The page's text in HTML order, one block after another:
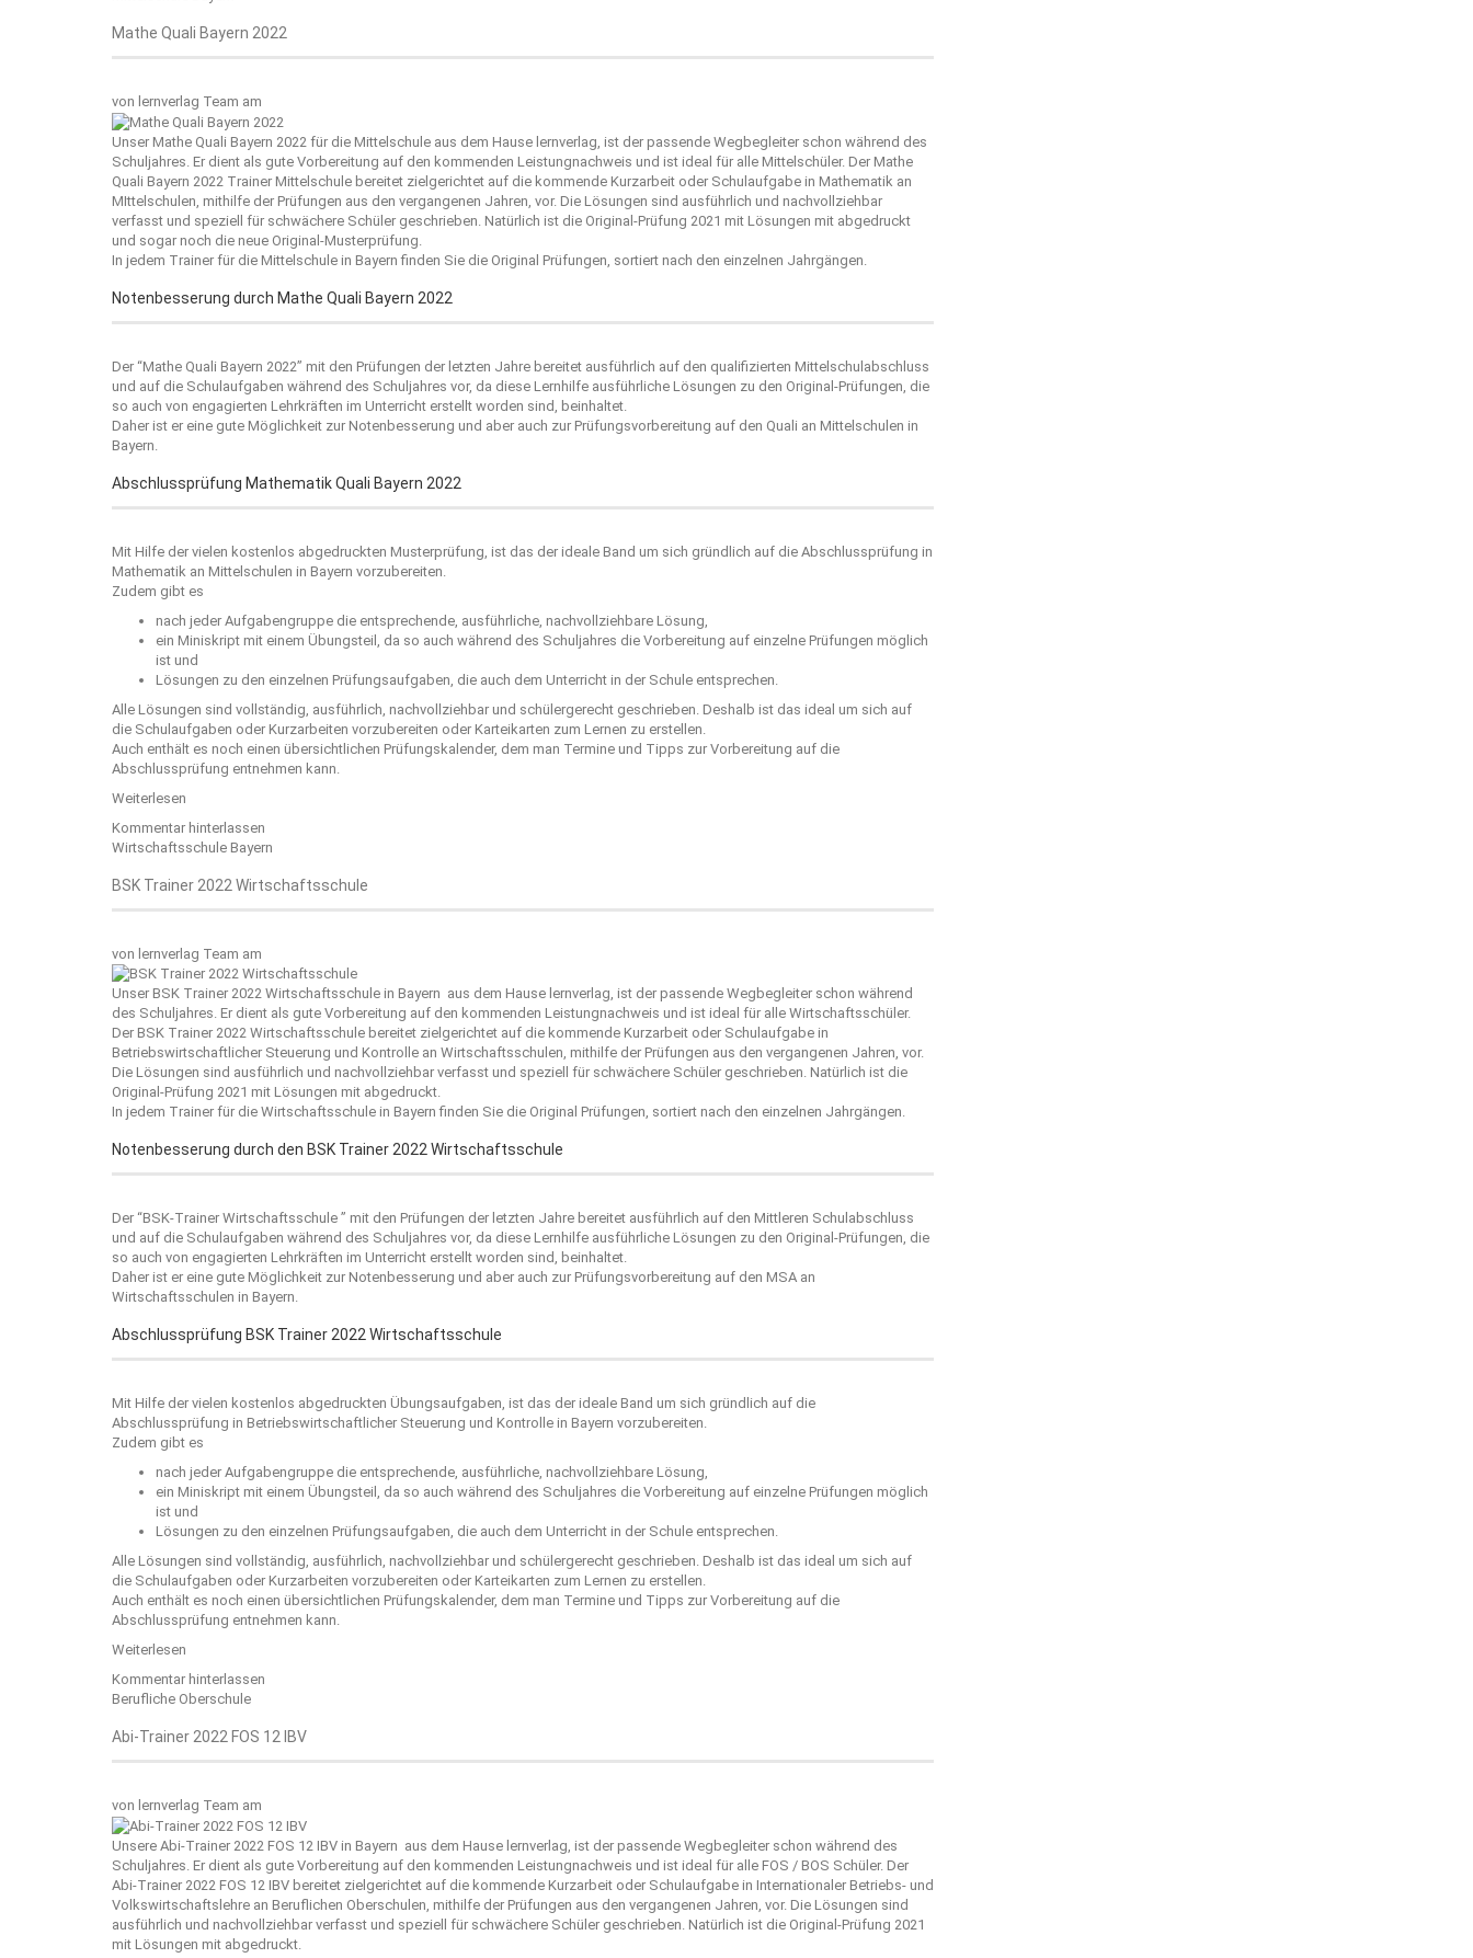
Mathe Quali Bayern 2022
von lernverlag Team am
Unser Mathe Quali Bayern 2022 für die Mittelschule aus dem Hause lernverlag , ist der passende Wegbegleiter schon während des
Schuljahres. Er dient als gute Vorbereitung auf den kommenden Leistungnachweis und ist ideal für alle Mittelschüler. Der Mathe
Quali Bayern 2022 Trainer Mittelschule bereitet zielgerichtet auf die kommende Kurzarbeit oder Schulaufgabe in Mathematik an
MIttelschulen, mithilfe der Prüfungen aus den vergangenen Jahren, vor. Die Lösungen sind ausführlich und nachvollziehbar
verfasst und speziell für schwächere Schüler geschrieben. Natürlich ist die Original-Prüfung 2021 mit Lösungen mit abgedruckt
und sogar noch die neue Original-Musterprüfung.
In jedem Trainer für die Mittelschule in Bayern finden Sie die Original Prüfungen, sortiert nach den einzelnen Jahrgängen.
Notenbesserung durch Mathe Quali Bayern 2022
Der “Mathe Quali Bayern 2022” mit den Prüfungen der letzten Jahre bereitet ausführlich auf den qualifizierten Mittelschulabschluss
und auf die Schulaufgaben während des Schuljahres vor, da diese Lernhilfe ausführliche Lösungen zu den Original-Prüfungen, die
so auch von engagierten Lehrkräften im Unterricht erstellt worden sind, beinhaltet.
Daher ist er eine gute Möglichkeit zur Notenbesserung und aber auch zur Prüfungsvorbereitung auf den Quali an Mittelschulen in
Bayern.
Abschlussprüfung Mathematik Quali Bayern 2022
Mit Hilfe der vielen kostenlos abgedruckten Musterprüfung, ist das der ideale Band um sich gründlich auf die Abschlussprüfung in
Mathematik an Mittelschulen in Bayern vorzubereiten.
Zudem gibt es
nach jeder Aufgabengruppe die entsprechende, ausführliche, nachvollziehbare Lösung,
ein Miniskript mit einem Übungsteil, da so auch während des Schuljahres die Vorbereitung auf einzelne Prüfungen möglich
ist und
Lösungen zu den einzelnen Prüfungsaufgaben, die auch dem Unterricht in der Schule entsprechen.
Alle Lösungen sind vollständig, ausführlich, nachvollziehbar und schülergerecht geschrieben. Deshalb ist das ideal um sich auf
die Schulaufgaben oder Kurzarbeiten vorzubereiten oder Karteikarten zum Lernen zu erstellen.
Auch enthält es noch einen übersichtlichen Prüfungskalender, dem man Termine und Tipps zur Vorbereitung auf die
Abschlussprüfung entnehmen kann.
Weiterlesen
Kommentar hinterlassen
Wirtschaftsschule Bayern
BSK Trainer 2022 Wirtschaftsschule
von lernverlag Team am
Unser BSK Trainer 2022 Wirtschaftsschule in Bayern aus dem Hause lernverlag, ist der passende Wegbegleiter schon während
des Schuljahres. Er dient als gute Vorbereitung auf den kommenden Leistungnachweis und ist ideal für alle Wirtschaftsschüler.
Der BSK Trainer 2022 Wirtschaftsschule bereitet zielgerichtet auf die kommende Kurzarbeit oder Schulaufgabe in
Betriebswirtschaftlicher Steuerung und Kontrolle an Wirtschaftsschulen, mithilfe der Prüfungen aus den vergangenen Jahren, vor.
Die Lösungen sind ausführlich und nachvollziehbar verfasst und speziell für schwächere Schüler geschrieben. Natürlich ist die
Original-Prüfung 2021 mit Lösungen mit abgedruckt.
In jedem Trainer für die Wirtschaftsschule in Bayern finden Sie die Original Prüfungen, sortiert nach den einzelnen Jahrgängen.
Notenbesserung durch den BSK Trainer 2022 Wirtschaftsschule
Der “BSK-Trainer Wirtschaftsschule ” mit den Prüfungen der letzten Jahre bereitet ausführlich auf den Mittleren Schulabschluss
und auf die Schulaufgaben während des Schuljahres vor, da diese Lernhilfe ausführliche Lösungen zu den Original-Prüfungen, die
so auch von engagierten Lehrkräften im Unterricht erstellt worden sind, beinhaltet.
Daher ist er eine gute Möglichkeit zur Notenbesserung und aber auch zur Prüfungsvorbereitung auf den MSA an
Wirtschaftsschulen in Bayern.
Abschlussprüfung BSK Trainer 2022 Wirtschaftsschule
Mit Hilfe der vielen kostenlos abgedruckten Übungsaufgaben, ist das der ideale Band um sich gründlich auf die
Abschlussprüfung in Betriebswirtschaftlicher Steuerung und Kontrolle in Bayern vorzubereiten.
Zudem gibt es
nach jeder Aufgabengruppe die entsprechende, ausführliche, nachvollziehbare Lösung,
ein Miniskript mit einem Übungsteil, da so auch während des Schuljahres die Vorbereitung auf einzelne Prüfungen möglich
ist und
Lösungen zu den einzelnen Prüfungsaufgaben, die auch dem Unterricht in der Schule entsprechen.
Alle Lösungen sind vollständig, ausführlich, nachvollziehbar und schülergerecht geschrieben. Deshalb ist das ideal um sich auf
die Schulaufgaben oder Kurzarbeiten vorzubereiten oder Karteikarten zum Lernen zu erstellen.
Auch enthält es noch einen übersichtlichen Prüfungskalender, dem man Termine und Tipps zur Vorbereitung auf die
Abschlussprüfung entnehmen kann.
Weiterlesen
Kommentar hinterlassen
Berufliche Oberschule
Abi-Trainer 2022 FOS 12 IBV
von lernverlag Team am
Unsere Abi-Trainer 2022 FOS 12 IBV in Bayern aus dem Hause lernverlag , ist der passende Wegbegleiter schon während des
Schuljahres. Er dient als gute Vorbereitung auf den kommenden Leistungnachweis und ist ideal für alle FOS / BOS Schüler. Der
Abi-Trainer 2022 FOS 12 IBV bereitet zielgerichtet auf die kommende Kurzarbeit oder Schulaufgabe in Internationaler Betriebs- und
Volkswirtschaftslehre an Beruflichen Oberschulen, mithilfe der Prüfungen aus den vergangenen Jahren, vor. Die Lösungen sind
ausführlich und nachvollziehbar verfasst und speziell für schwächere Schüler geschrieben. Natürlich ist die Original-Prüfung 2021
mit Lösungen mit abgedruckt.